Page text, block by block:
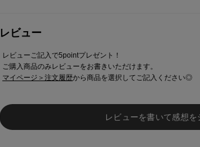
レビュー
レビューご記入で5pointプレゼント！
ご購入商品のみレビューをお書きいただけます。
マイページ＞注文履歴から商品を選択してご記入ください◎
レビューを書いて感想を